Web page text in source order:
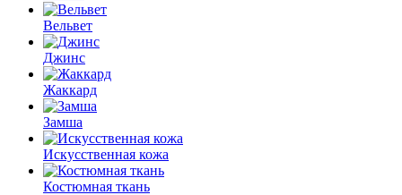
Вельвет
Джинс
Жаккард
Замша
Искусственная кожа
Костюмная ткань